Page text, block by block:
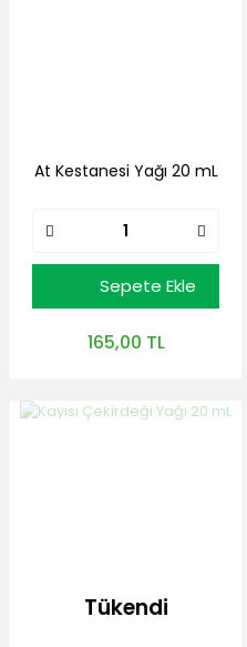
At Kestanesi Yağı 20 mL
Sepete Ekle
165,00 TL
Tükendi